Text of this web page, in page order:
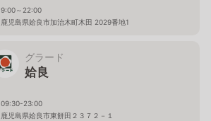
9:00～22:00
鹿児島県姶良市加治木町木田 2029番地1
グラード
姶良
09:30-23:00
鹿児島県姶良市東餅田２３７２－１